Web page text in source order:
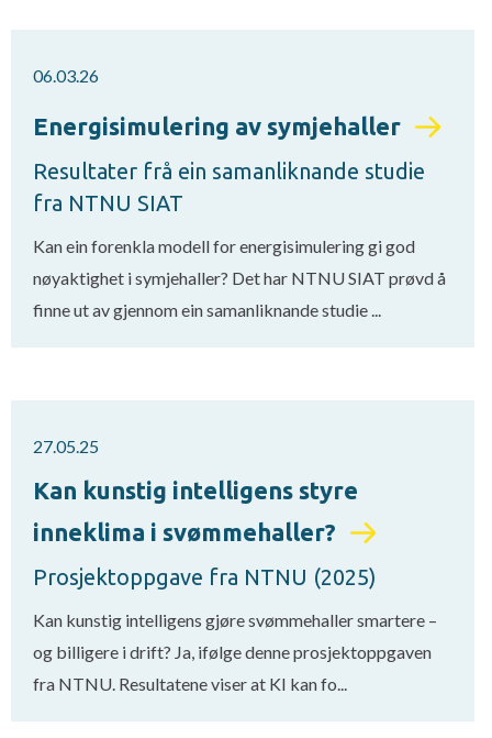
06.03.26
Energisimulering av symjehaller
Resultater frå ein samanliknande studie
fra NTNU SIAT
Kan ein forenkla modell for energisimulering gi god
nøyaktighet i symjehaller? Det har NTNU SIAT prøvd å
finne ut av gjennom ein samanliknande studie ...
27.05.25
Kan kunstig intelligens styre
inneklima i svømmehaller?
Prosjektoppgave fra NTNU (2025)
Kan kunstig intelligens gjøre svømmehaller smartere –
og billigere i drift? Ja, ifølge denne prosjektoppgaven
fra NTNU. Resultatene viser at KI kan fo...